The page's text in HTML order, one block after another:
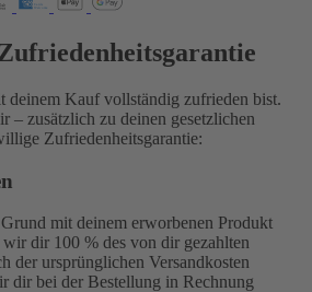
deinem Kauf vollständig zufrieden bist.
– zusätzlich zu deinen gesetzlichen
Zufriedenheitsgarantie:
mit deinem erworbenen Produkt
dir 100 % des von dir gezahlten
der ursprünglichen Versandkosten
dir bei der Bestellung in Rechnung